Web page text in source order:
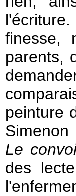
finesse,
parents,
peinture
Le
des